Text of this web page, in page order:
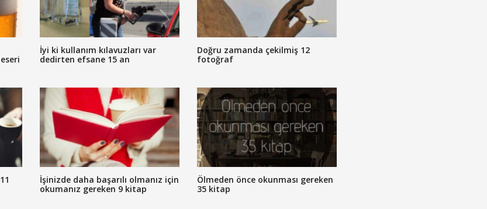
İyi ki kullanım kılavuzları var
dedirten efsane 15 an
Doğru zamanda çekilmiş 12
fotoğraf
İşinizde daha başarılı olmanız için
okumanız gereken 9 kitap
Ölmeden önce okunması gereken
35 kitap